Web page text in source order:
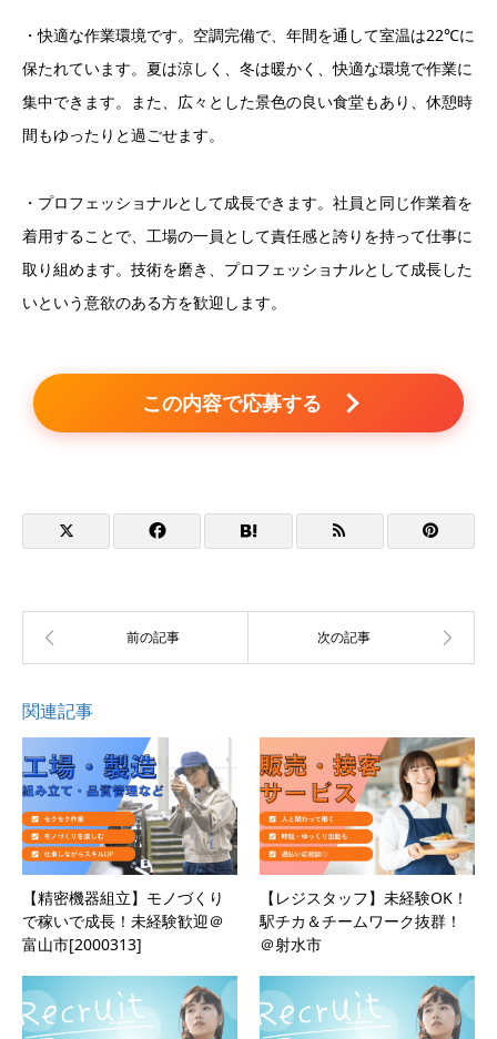
・快適な作業環境です。空調完備で、年間を通して室温は22℃に
保たれています。夏は涼しく、冬は暖かく、快適な環境で作業に
集中できます。また、広々とした景色の良い食堂もあり、休憩時
間もゆったりと過ごせます。
・プロフェッショナルとして成長できます。社員と同じ作業着を
着用することで、工場の一員として責任感と誇りを持って仕事に
取り組めます。技術を磨き、プロフェッショナルとして成長した
いという意欲のある方を歓迎します。
この内容で応募する
関連記事
【精密機器組立】モノづくり
で稼いで成長！未経験歓迎＠
富山市[2000313]
【レジスタッフ】未経験OK！
駅チカ＆チームワーク抜群！
＠射水市